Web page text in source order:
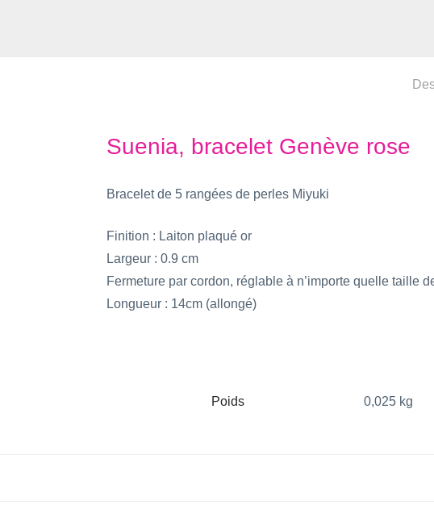
Suenia, bracelet Genève rose
Bracelet de 5 rangées de perles Miyuki
Finition : Laiton plaqué or
Largeur : 0.9 cm
Fermeture par cordon, réglable à n’importe quelle taille
Longueur : 14cm (allongé)
Poids 0,025 kg